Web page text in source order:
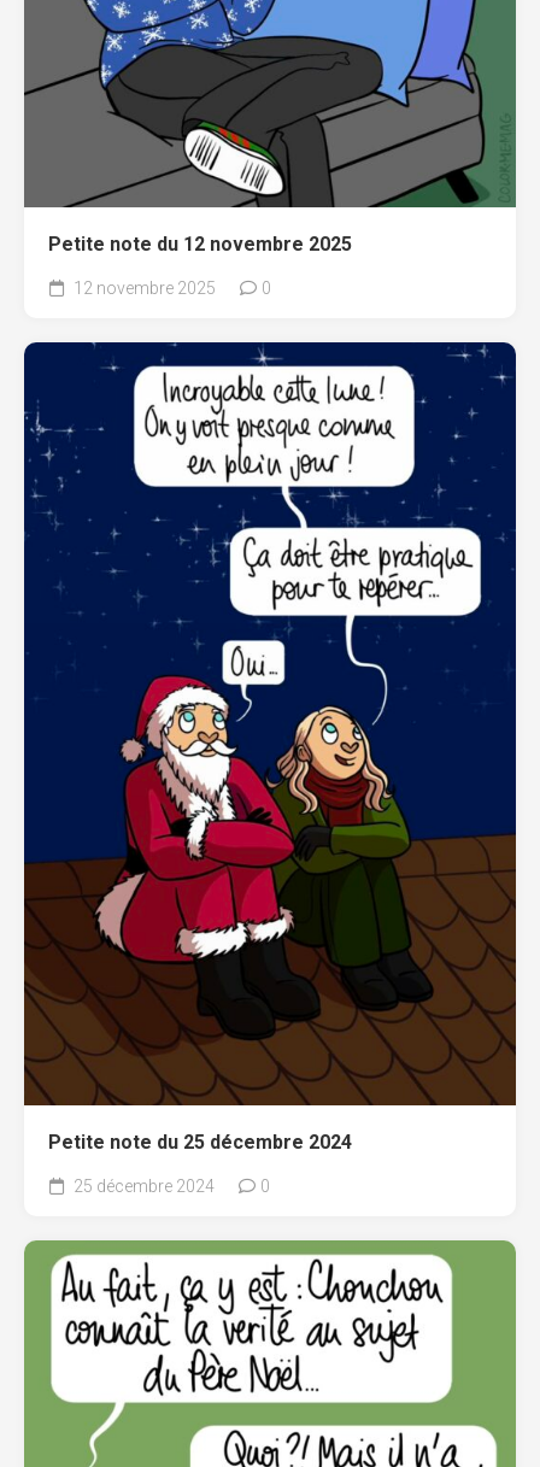
Petite note du 12 novembre 2025
12 novembre 2025 0
Petite note du 25 décembre 2024
25 décembre 2024 0